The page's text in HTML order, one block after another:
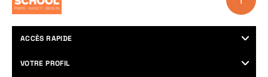
ACCÈS RAPIDE
Programmes
VOTRE PROFIL